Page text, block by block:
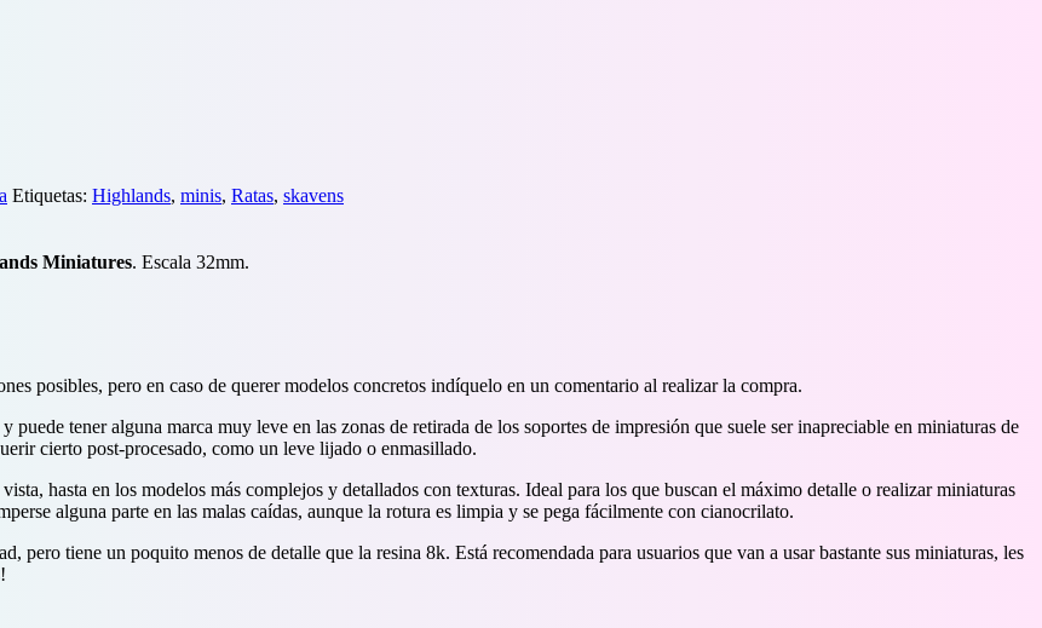
Etiquetas: Highlands, minis, Ratas, skavens
Miniatures. Escala 32mm.
posibles, pero en caso de querer modelos concretos indíquelo en un comentario al realizar la compra.
tener alguna marca muy leve en las zonas de retirada de los soportes de impresión que suele ser inapreciable en miniaturas de
cierto post-procesado, como un leve lijado o enmasillado.
hasta en los modelos más complejos y detallados con texturas. Ideal para los que buscan el máximo detalle o realizar miniaturas
alguna parte en las malas caídas, aunque la rotura es limpia y se pega fácilmente con cianocrilato.
tiene un poquito menos de detalle que la resina 8k. Está recomendada para usuarios que van a usar bastante sus miniaturas, les